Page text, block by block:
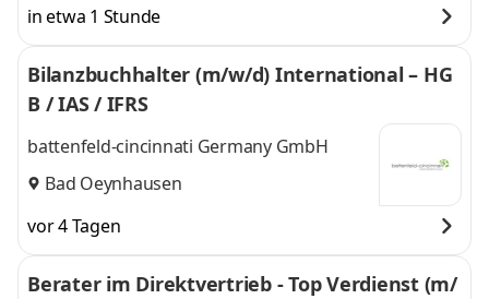
in etwa 1 Stunde
Bilanzbuchhalter (m/w/d) International – HG
B / IAS / IFRS
battenfeld-cincinnati Germany GmbH
Bad Oeynhausen
vor 4 Tagen
Berater im Direktvertrieb - Top Verdienst (m/